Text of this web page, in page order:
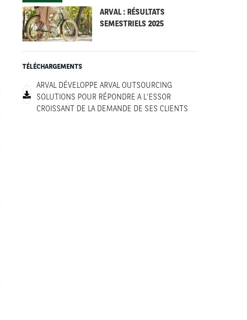
ARVAL : RÉSULTATS
SEMESTRIELS 2025
TÉLÉCHARGEMENTS
ARVAL DÉVELOPPE ARVAL OUTSOURCING
SOLUTIONS POUR RÉPONDRE A L'ESSOR
CROISSANT DE LA DEMANDE DE SES CLIENTS